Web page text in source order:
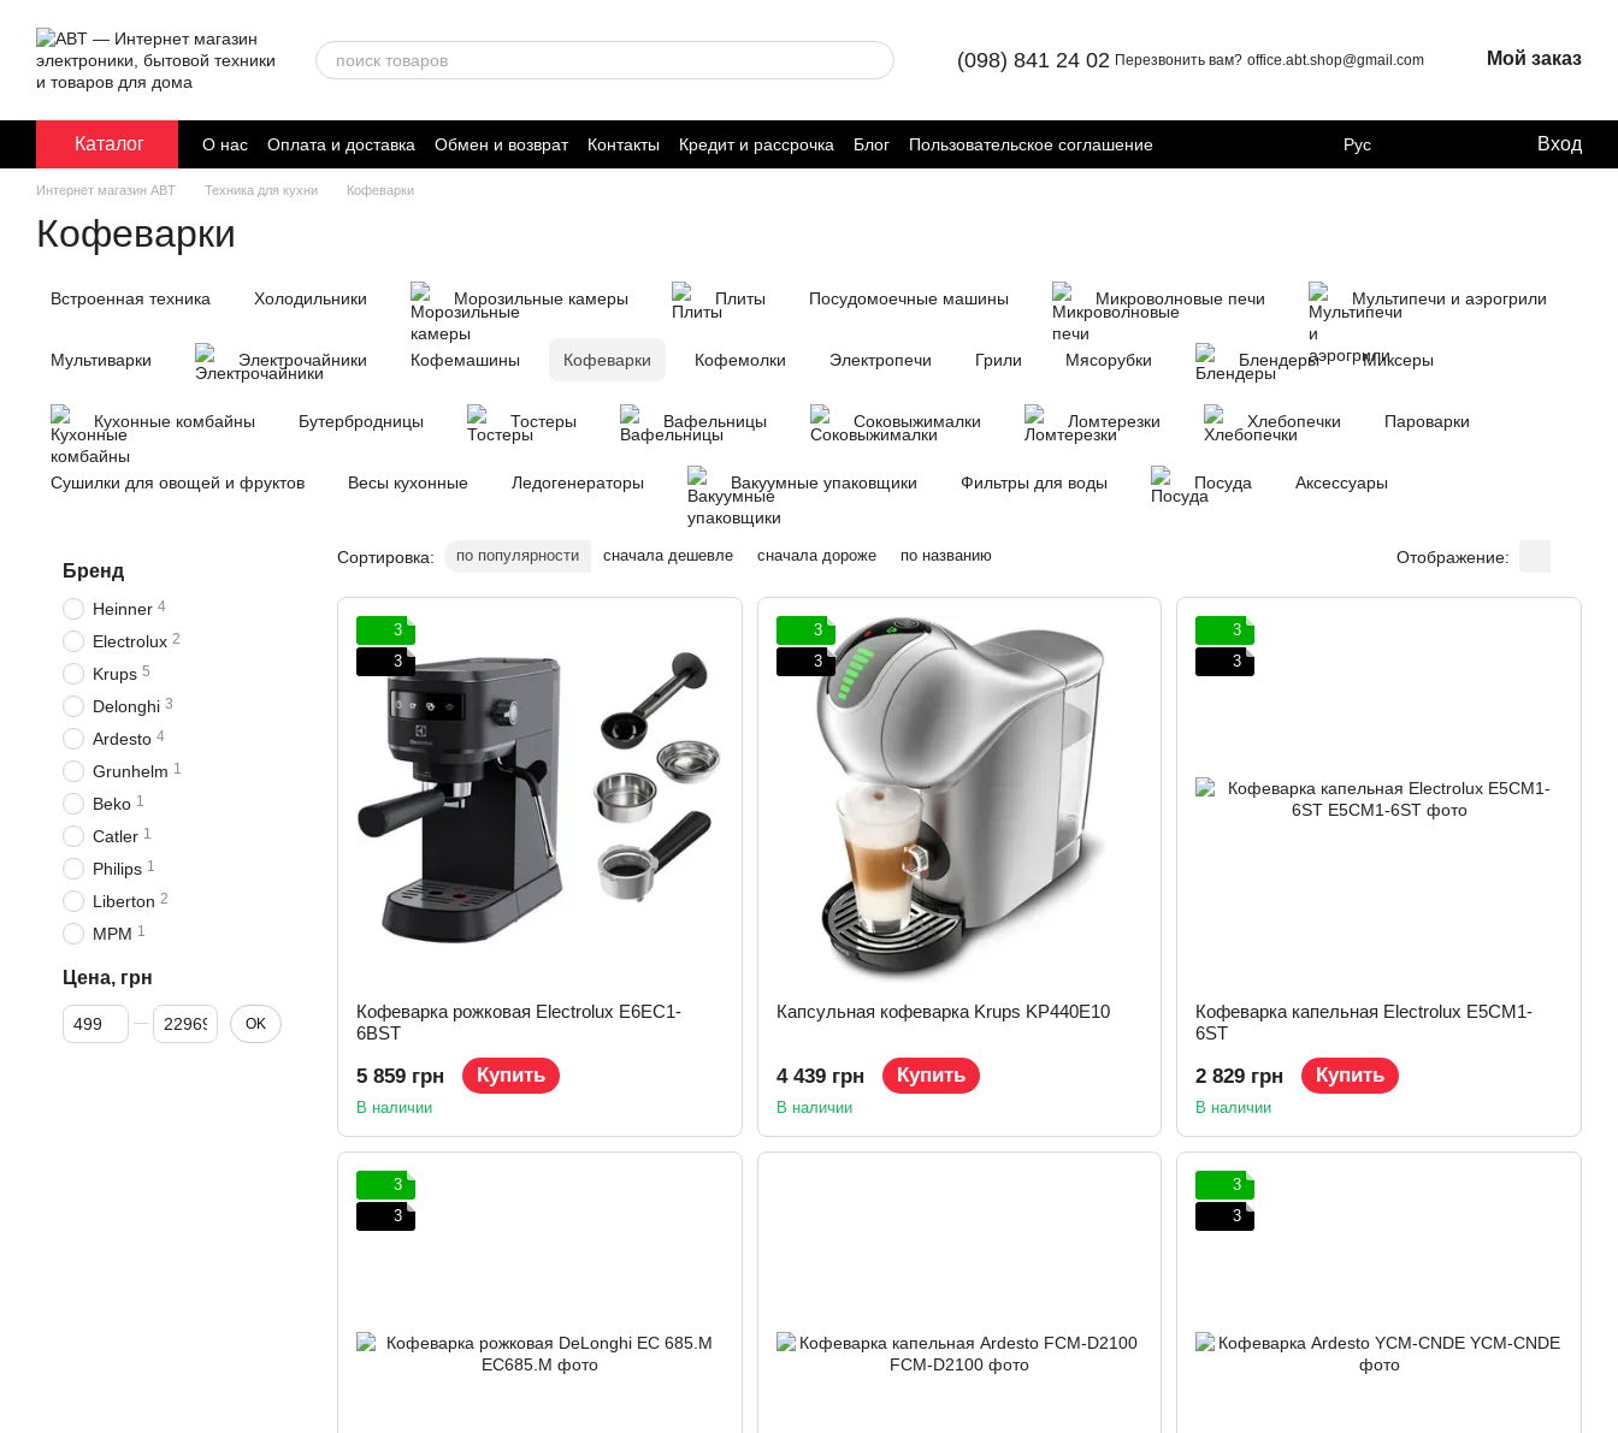
(098) 841 24 02 Перезвонить вам? office.abt.shop@gmail.com Мой заказ
Каталог О нас Оплата и доставка Обмен и возврат Контакты Кредит и рассрочка Блог
Пользовательское соглашение
Договор публичной оферты
Рус Вход
Интернет магазин ABT Техника для кухни Кофеварки
Кофеварки
Встроенная техника Холодильники Морозильные камеры Плиты Посудомоечные машины Микроволновые печи Мультипечи и аэрогрили
Мультиварки Электрочайники Кофемашины Кофеварки Кофемолки Электропечи Грили Мясорубки Блендеры Миксеры
Кухонные комбайны Бутербродницы Тостеры Вафельницы Соковыжималки Ломтерезки Хлебопечки Пароварки
Сушилки для овощей и фруктов Весы кухонные Ледогенераторы Вакуумные упаковщики Фильтры для воды Посуда Аксессуары
Сортировка: по популярности сначала дешевле сначала дороже по названию Отображение:
3
3
Кофеварка рожковая Electrolux E6EC1-
6BST
5 859 грн Купить
В наличии
3
3
Капсульная кофеварка Krups KP440E10
4 439 грн Купить
В наличии
3
3
Кофеварка капельная Electrolux E5CM1-
6ST
2 829 грн Купить
В наличии
3
3
3
3
Бренд
Heinner 4
Electrolux 2
Krups 5
Delonghi 3
Ardesto 4
Grunhelm 1
Beko 1
Catler 1
Philips 1
Liberton 2
MPM 1
Цена, грн
От Цена, грн
До Цена, грн OK